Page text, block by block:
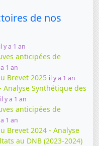
de nos
il y a 1 an
anticipées de
1 an
Brevet 2025 il y a 1 an
Analyse Synthétique des
il y a 1 an
anticipées de
1 an
Brevet 2024 - Analyse
au DNB (2023-2024)